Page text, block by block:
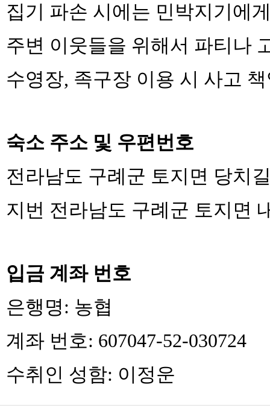
집기 파손 시에는 민박지기에
주변 이웃들을 위해서 파티나
수영장, 족구장 이용 시 사고
숙소 주소 및 우편번호
전라남도 구례군 토지면 당치
지번 전라남도 구례군 토지면
입금 계좌 번호
은행명: 농협
계좌 번호: 607047-52-030724
수취인 성함: 이정운